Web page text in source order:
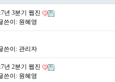
년 3분기 웹진
쓴이: 원혜영
쓴이: 관리자
년 2분기 웹진
쓴이: 원혜영